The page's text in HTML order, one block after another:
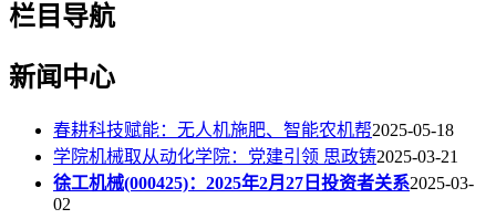
栏目导航
新闻中心
春耕科技赋能：无人机施肥、智能农机帮2025-05-18
学院机械取从动化学院：党建引领 思政铸2025-03-21
徐工机械(000425)：2025年2月27日投资者关系2025-03-
02